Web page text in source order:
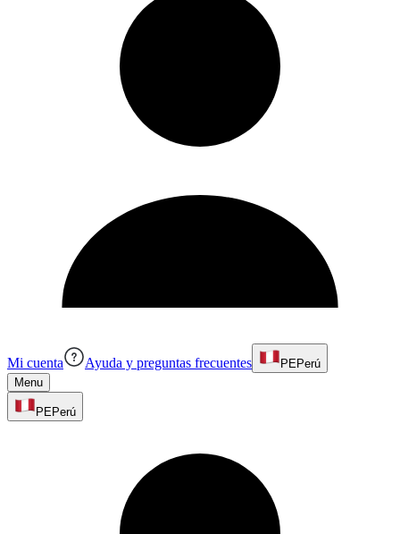
Mi cuenta Ayuda y preguntas frecuentes PE Perú
Menu
PE Perú